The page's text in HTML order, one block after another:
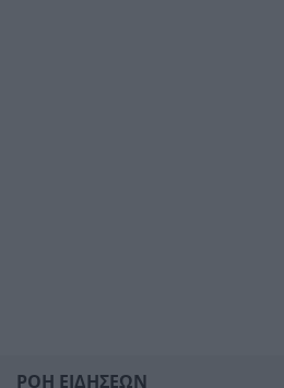
ΡΟΗ ΕΙΔΗΣΕΩΝ